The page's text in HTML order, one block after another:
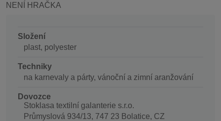
NENÍ HRAČKA
Složení
plast, polyester
Techniky
na karnevaly a párty, vánoční a zimní aranžování
Dovozce
Stoklasa textilní galanterie s.r.o.
Průmyslová 934/13, 747 23 Bolatice, CZ